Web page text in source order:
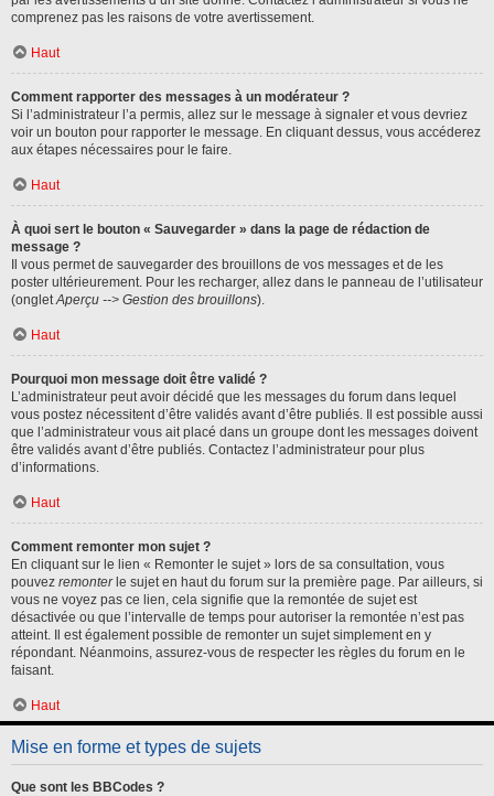
comprenez pas les raisons de votre avertissement.
Haut
Comment rapporter des messages à un modérateur ?
Si l’administrateur l’a permis, allez sur le message à signaler et vous devriez
voir un bouton pour rapporter le message. En cliquant dessus, vous accéderez
aux étapes nécessaires pour le faire.
Haut
À quoi sert le bouton « Sauvegarder » dans la page de rédaction de
message ?
Il vous permet de sauvegarder des brouillons de vos messages et de les
poster ultérieurement. Pour les recharger, allez dans le panneau de l’utilisateur
(ongletAperçu --> Gestion des brouillons).
Haut
Pourquoi mon message doit être validé ?
L’administrateur peut avoir décidé que les messages du forum dans lequel
vous postez nécessitent d’être validés avant d’être publiés. Il est possible aussi
que l’administrateur vous ait placé dans un groupe dont les messages doivent
être validés avant d’être publiés. Contactez l’administrateur pour plus
d’informations.
Haut
Comment remonter mon sujet ?
En cliquant sur le lien « Remonter le sujet » lors de sa consultation, vous
pouvez remonterle sujet en haut du forum sur la première page. Par ailleurs, si
vous ne voyez pas ce lien, cela signifie que la remontée de sujet est
désactivée ou que l’intervalle de temps pour autoriser la remontée n’est pas
atteint. Il est également possible de remonter un sujet simplement en y
répondant. Néanmoins, assurez-vous de respecter les règles du forum en le
faisant.
Haut
Mise en forme et types de sujets
Que sont les BBCodes ?